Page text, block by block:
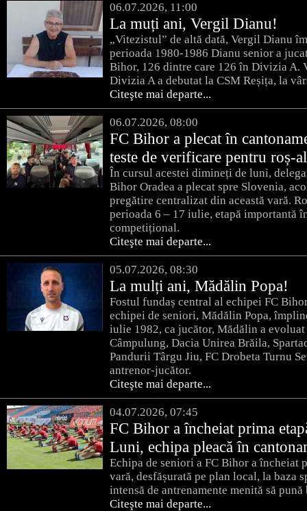
06.07.2026, 11:00
La muți ani, Vergil Dianu!
„Vitezistul” de altă dată, Vergil Dianu
perioada 1980-1986 Dianu senior a
Bihor, 126 dintre care 126 în Divizia A.
Divizia A a debutat la CSM Reșița, la
Citeşte mai departe...
06.07.2026, 08:00
FC Bihor a plecat în
teste de verificare pentru roș-
În cursul acestei dimineți de luni,
Bihor Oradea a plecat spre Slovenia,
pregătire centralizat din această vară.
perioada 6 – 17 iulie, etapă importantă
competițional.
Citeşte mai departe...
05.07.2026, 08:30
La mulți ani, Mădălin Popa!
Fostul fundaș central al echipei FC
echipei de seniori, Mădălin Popa,
iulie 1982, ca jucător, Mădălin a
Câmpulung, Dacia Unirea Brăila,
Pandurii Târgu Jiu, FC Drobeta Turnu
antrenor-jucător.
Citeşte mai departe...
04.07.2026, 07:45
FC Bihor a încheiat prima
Luni, echipa pleacă în
Echipa de seniori a FC Bihor a încheiat
vară, desfășurată pe plan local, la baza
intensă de antrenamente menită să
Citeşte mai departe...